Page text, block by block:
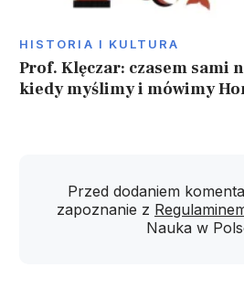
HISTORIA I KULTURA
Prof. Klęczar: czasem sami
kiedy myślimy i mówimy
Przed dodaniem
zapoznanie z
Nauka w